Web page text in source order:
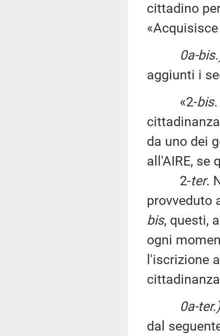
cittadino
0a-
aggiunti i
«2-bis
da uno dei
all'AIRE, se
2-ter.
provveduto
bis, questi,
ogni
l'iscrizione
0a-ter.)
dal